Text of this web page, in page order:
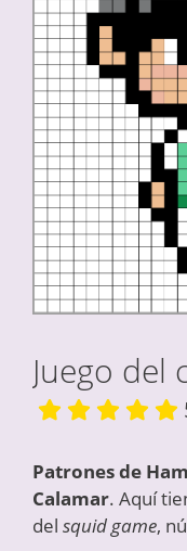
Juego del
Patrones de
Calamar. Aquí
del squid game,